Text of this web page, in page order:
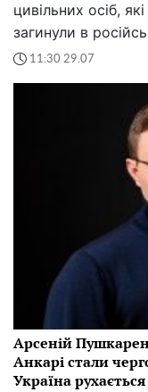
цивільних осіб,
загинули в
11:30 29.07
Арсеній
Анкарі стали
Україна